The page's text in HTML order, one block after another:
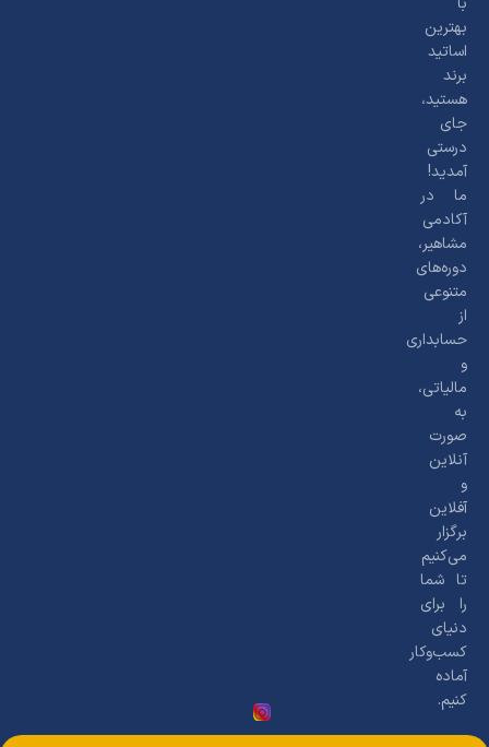
بهترین
اساتید
برند
هستید،
جای
درستی
آمدید!
ما در
آکادمی
مشاهیر،
دوره‌های
متنوعی
از
حسابداری
و
مالیاتی،
به
صورت
آنلاین
و
آفلاین
برگزار
می‌کنیم
تا شما
را برای
دنیای
کسب‌وکار
آماده
کنیم.